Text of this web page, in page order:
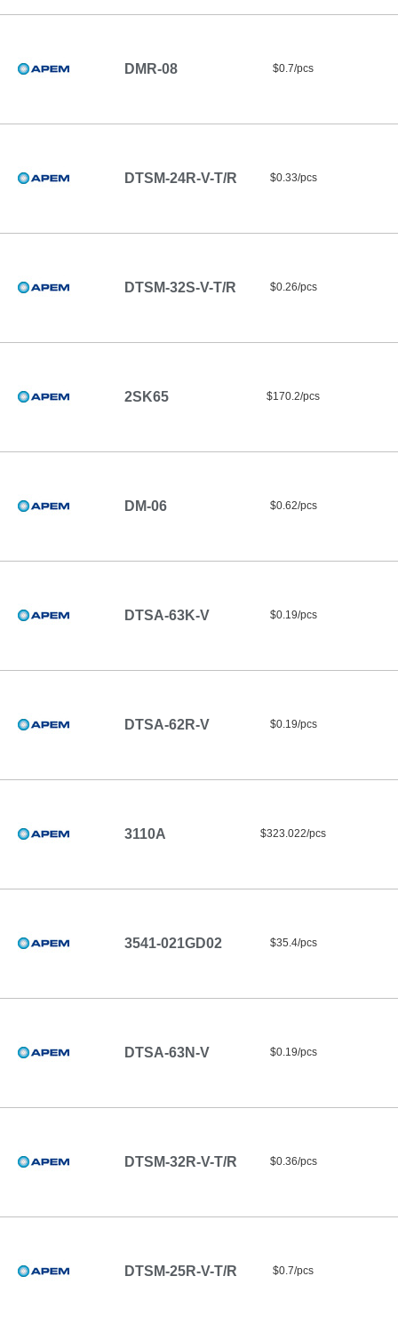
DMR-08 $0.7/pcs
DTSM-24R-V-T/R $0.33/pcs
DTSM-32S-V-T/R $0.26/pcs
2SK65 $170.2/pcs
DM-06 $0.62/pcs
DTSA-63K-V $0.19/pcs
DTSA-62R-V $0.19/pcs
3110A $323.022/pcs
3541-021GD02 $35.4/pcs
DTSA-63N-V $0.19/pcs
DTSM-32R-V-T/R $0.36/pcs
DTSM-25R-V-T/R $0.7/pcs